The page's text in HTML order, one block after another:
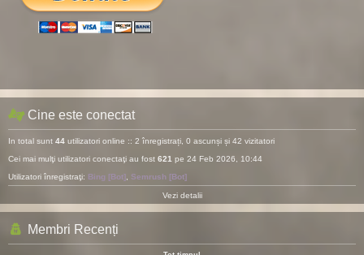
Cine este conectat
In total sunt 44 utilizatori online :: 2 înregistrați, 0 ascunși și 42 vizitatori
Cei mai mulţi utilizatori conectaţi au fost 621 pe 24 Feb 2026, 10:44
Utilizatori înregistraţi: Bing [Bot] , Semrush [Bot]
Vezi detalii
Membri Recenți